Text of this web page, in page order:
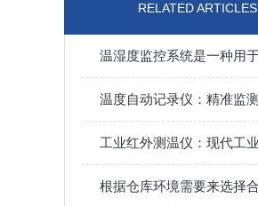
RELATED ARTICLES